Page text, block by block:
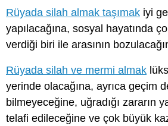
Rüyada silah almak taşımak iyi
yapılacağına, sosyal hayatında
verdiği biri ile arasının
Rüyada silah ve mermi almak
yerinde olacağına, ayrıca geçim
bilmeyeceğine, uğradığı zararın
telafi edileceğine ve çok büyük